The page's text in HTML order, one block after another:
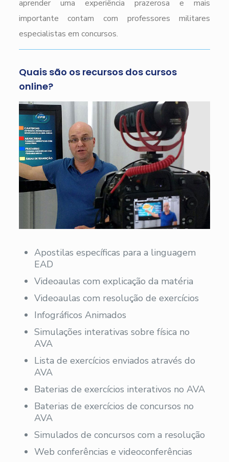
aprender uma experiência prazerosa e mais
importante contam com professores militares
especialistas em concursos.
Quais são os recursos dos cursos
online?
Apostilas específicas para a linguagem
EAD
Videoaulas com explicação da matéria
Videoaulas com resolução de exercícios
Infográficos Animados
Simulações interativas sobre física no
AVA
Lista de exercícios enviados através do
AVA
Baterias de exercícios interativos no AVA
Baterias de exercícios de concursos no
AVA
Simulados de concursos com a resolução
Web conferências e videoconferências